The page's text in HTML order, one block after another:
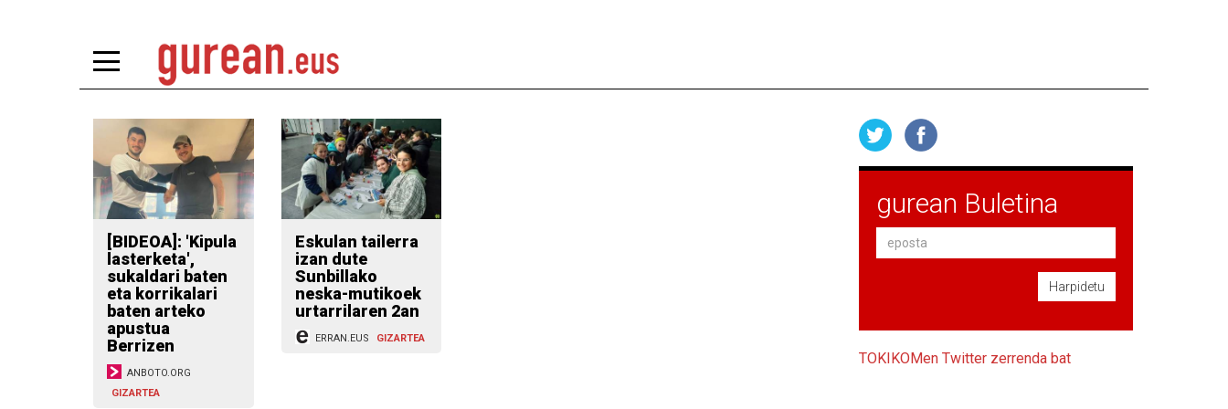
[BIDEOA]: 'Kipula
lasterketa',
sukaldari baten
eta korrikalari
baten arteko
apustua
Berrizen
ANBOTO.ORG
GIZARTEA
Eskulan tailerra
izan dute
Sunbillako
neska-mutikoek
urtarrilaren 2an
ERRAN.EUS GIZARTEA
gurean Buletina
Harpidetu
TOKIKOMen Twitter zerrenda bat